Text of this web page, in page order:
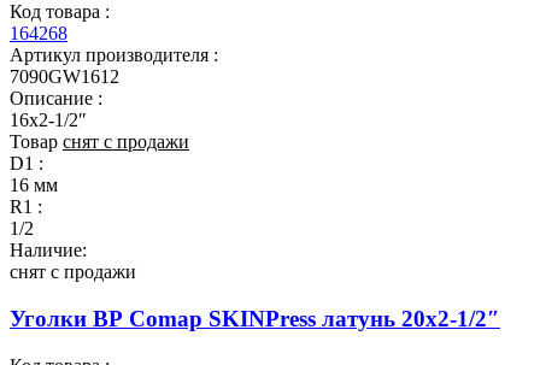
Код товара :
164268
Артикул производителя :
7090GW1612
Описание :
16x2-1/2″
Товар снят с продажи
D1 :
16 мм
R1 :
1/2
Наличие:
снят с продажи
Уголки ВР Comap SKINPress латунь 20x2-1/2″